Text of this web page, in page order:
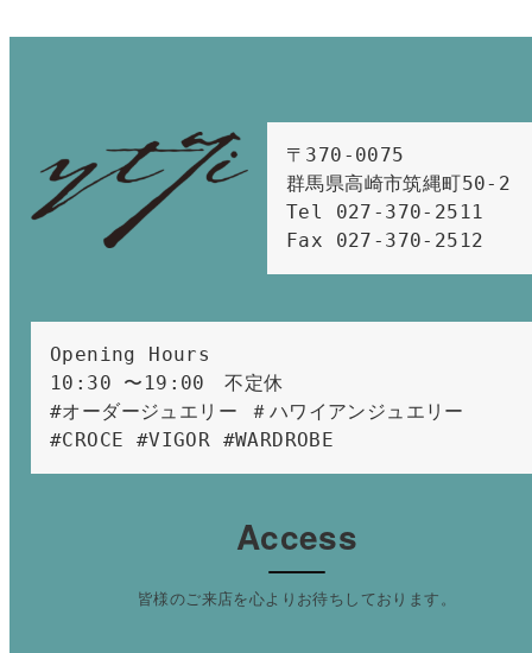
〒370-0075
群馬県高崎市筑縄町50-2
Tel 027-370-2511
Fax 027-370-2512
Opening Hours
10:30 〜19:00　不定休
#オーダージュエリー ＃ハワイアンジュエリー
#CROCE #VIGOR #WARDROBE
Access
皆様のご来店を心よりお待ちしております。